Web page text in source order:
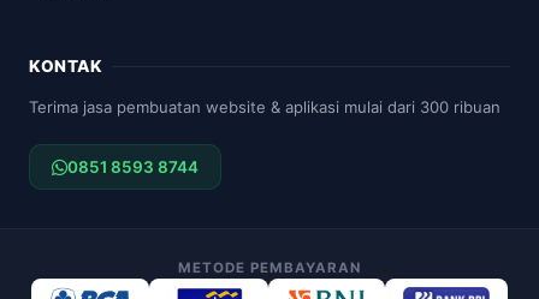
KONTAK
Terima jasa pembuatan website & aplikasi mulai dari 300 ribuan
0851 8593 8744
METODE PEMBAYARAN